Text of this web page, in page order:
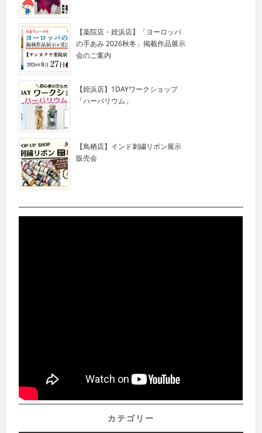
【薬院店・姪浜店】「ヨーロッパ
の手あみ 2026秋冬」掲載作品展示
会のご案内
【姪浜店】1DAYワークショップ
「ハーバリウム」
【鳥栖店】インド刺繍リボン展示
販売会
カテゴリー